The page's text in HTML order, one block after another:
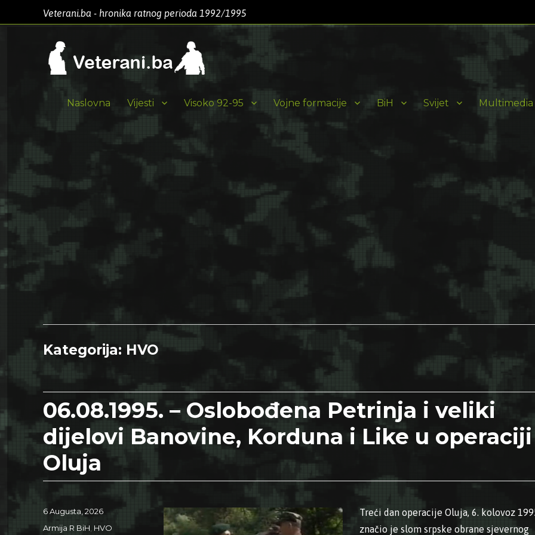
Veterani.ba - hronika ratnog perioda 1992/1995
Naslovna Vijesti Visoko 92-95 Vojne formacije BiH Svijet Multimedia
Kategorija: HVO
06.08.1995. – Oslobođena Petrinja i veliki
dijelovi Banovine, Korduna i Like u operaciji
Oluja
Treći dan operacije Oluja, 6. kolovoz
značio je slom srpske obrane sjevernog
Posted
6 Augusta, 2026
Categories
Armija R BiH HVO